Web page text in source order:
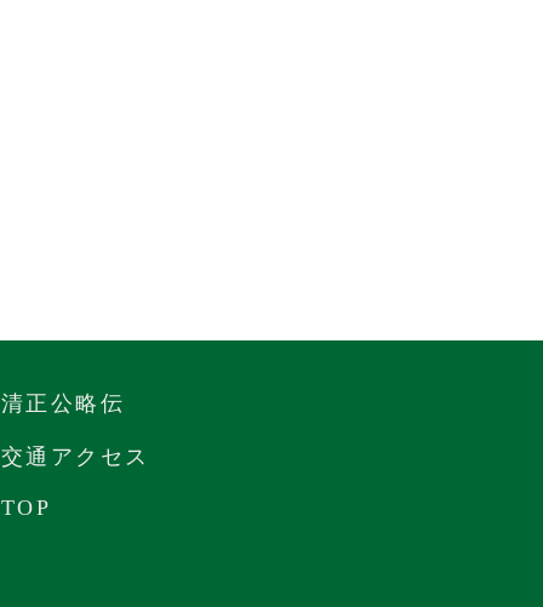
清正公略伝
交通アクセス
TOP